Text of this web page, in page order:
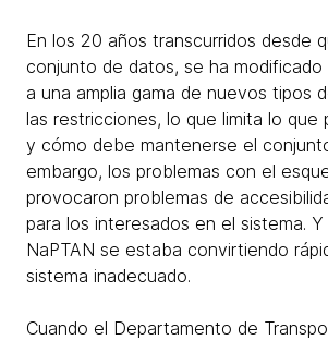
En los 20 años transcurridos desde
conjunto de datos, se ha modificado
a una amplia gama de nuevos tipos
las restricciones, lo que limita lo que
y cómo debe mantenerse el
embargo, los problemas con el
provocaron problemas de
para los interesados en el sistema.
NaPTAN se estaba convirtiendo
sistema inadecuado.
Cuando el Departamento de